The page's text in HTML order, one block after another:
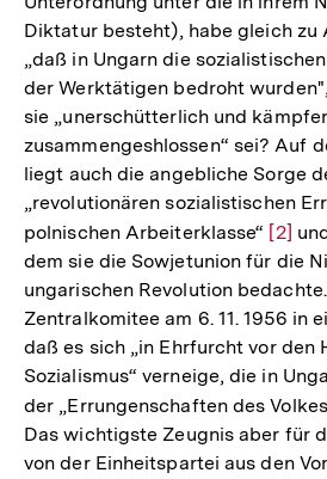
Diktatur besteht), habe gleich zu
„daß in Ungarn die
der Werktätigen bedroht
sie „unerschütterlich und
zusammengeshlossen“ sei? Auf
liegt auch die angebliche Sorge
„revolutionären sozialistischen
polnischen Arbeiterklasse“ Zur
der
[2]
dem sie die Sowjetunion für die
ungarischen Revolution
Zentralkomitee am 6. 11. 1956 in
daß es sich „in Ehrfurcht vor den
Sozialismus“ verneige, die in
der „Errungenschaften des
Das wichtigste Zeugnis aber für
von der Einheitspartei aus den